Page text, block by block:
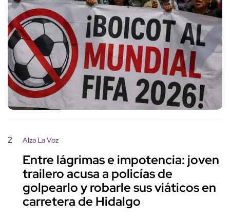
2 Alza La Voz
Entre lágrimas e impotencia: joven
trailero acusa a policías de
golpearlo y robarle sus viáticos en
carretera de Hidalgo